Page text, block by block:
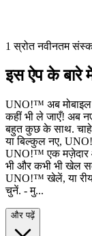
1 स्रोत नवीनतम
इस ऐप के बारे
UNO!™ अब मोबाइल
कहीं भी ले जाएँ! अब
बहुत कुछ के साथ. चाहे
या बिल्कुल नए,
UNO!™ एक मज़ेदार
भी और कभी भी खेल
UNO!™ खेलें, या
चुनें. - मु...
और पढ़ें